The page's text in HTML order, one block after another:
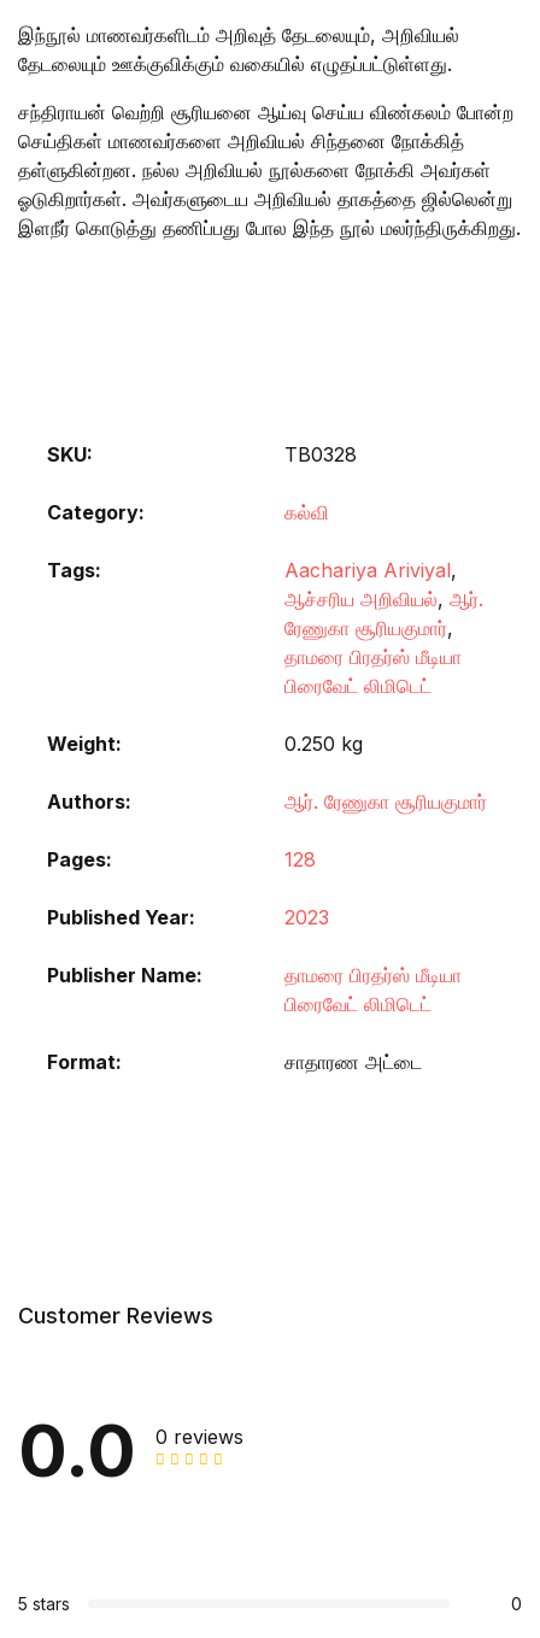
இந்நூல் மாணவர்களிடம் அறிவுத் தேடலையும், அறிவியல்
தேடலையும் ஊக்குவிக்கும் வகையில் எழுதப்பட்டுள்ளது.
சந்திராயன் வெற்றி சூரியனை ஆய்வு செய்ய விண்கலம் போன்ற
செய்திகள் மாணவர்களை அறிவியல் சிந்தனை நோக்கித்
தள்ளுகின்றன. நல்ல அறிவியல் நூல்களை நோக்கி அவர்கள்
ஓடுகிறார்கள். அவர்களுடைய அறிவியல் தாகத்தை ஜில்லென்று
இளநீர் கொடுத்து தணிப்பது போல இந்த நூல் மலர்ந்திருக்கிறது.
SKU: TB0328
Category: கல்வி
Tags: Aachariya Ariviyal,
ஆச்சரிய அறிவியல், ஆர்.
ரேணுகா சூரியகுமார்,
தாமரை பிரதர்ஸ் மீடியா
பிரைவேட் லிமிடெட்
Weight 0.250 kg
Authors ஆர். ரேணுகா சூரியகுமார்
Pages 128
Published Year 2023
Publisher Name
தாமரை பிரதர்ஸ் மீடியா
பிரைவேட் லிமிடெட்
Format சாதாரண அட்டை
Customer Reviews
0.0 0 reviews
5 stars 0